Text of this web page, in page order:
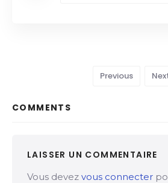
Previous
COMMENTS
LAISSER UN COMMENTAIRE
Vous devez vous connecter